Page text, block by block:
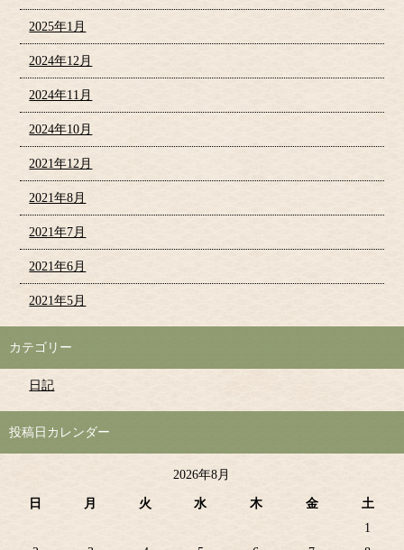
2025年1月
2024年12月
2024年11月
2024年10月
2021年12月
2021年8月
2021年7月
2021年6月
2021年5月
カテゴリー
日記
投稿日カレンダー
2026年8月
日 月 火 水 木 金
土
1